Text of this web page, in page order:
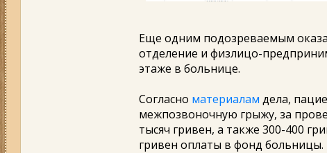
Еще одним подозреваемым
отделение и физлицо-
этаже в больнице.
Согласно материалам дела,
межпозвоночную грыжу, за
тысяч гривен, а также 300-400
гривен оплаты в фонд больницы.